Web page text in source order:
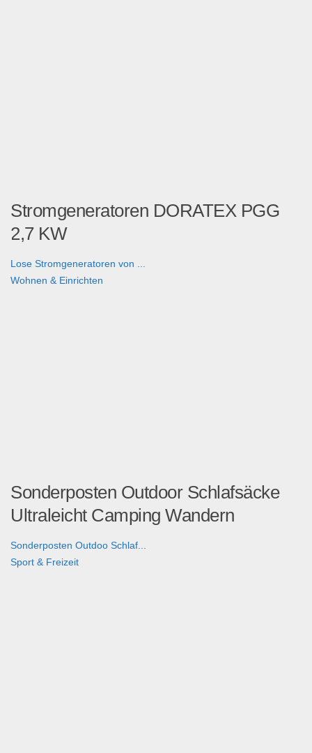
Stromgeneratoren DORATEX PGG
2,7 KW
Lose Stromgeneratoren von ...
Wohnen & Einrichten
Sonderposten Outdoor Schlafsäcke
Ultraleicht Camping Wandern
Sonderposten Outdoo Schlaf...
Sport & Freizeit